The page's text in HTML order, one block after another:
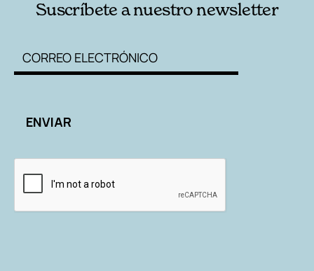
Suscríbete a nuestro newsletter